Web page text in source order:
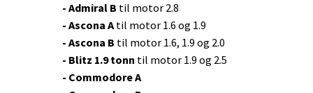
- Admiral B til motor 2.8
- Ascona Atil motor 1.6 og 1.9
- Ascona B til motor 1.6, 1.9 og 2.0
- Blitz 1.9 tonn til motor 1.9 og 2.5
- Commodore A